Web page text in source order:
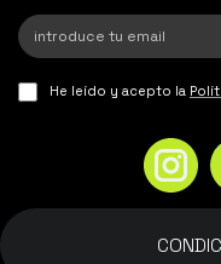
He leído y acepto la